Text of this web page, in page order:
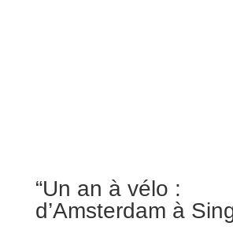
“Un an à vélo :
d’Amsterdam à